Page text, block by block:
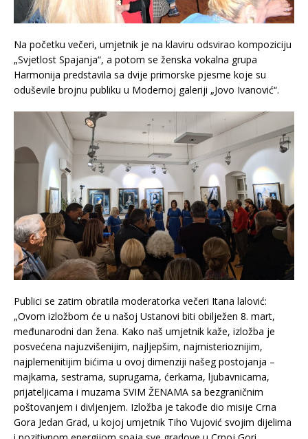
Na početku večeri, umjetnik je na klaviru odsvirao kompoziciju
„Svjetlost Spajanja“, a potom se ženska vokalna grupa
Harmonija predstavila sa dvije primorske pjesme koje su
oduševile brojnu publiku u Modernoj galeriji „Jovo Ivanović“.
Publici se zatim obratila moderatorka večeri Itana lalović:
„Ovom izložbom će u našoj Ustanovi biti obilježen 8. mart,
međunarodni dan žena. Kako naš umjetnik kaže, izložba je
posvećena najuzvišenijim, najljepšim, najmisterioznijim,
najplemenitijim bićima u ovoj dimenziji našeg postojanja –
majkama, sestrama, suprugama, ćerkama, ljubavnicama,
prijateljicama i muzama SVIM ŽENAMA sa bezgraničnim
poštovanjem i divljenjem. Izložba je takođe dio misije Crna
Gora Jedan Grad, u kojoj umjetnik Tiho Vujović svojim dijelima